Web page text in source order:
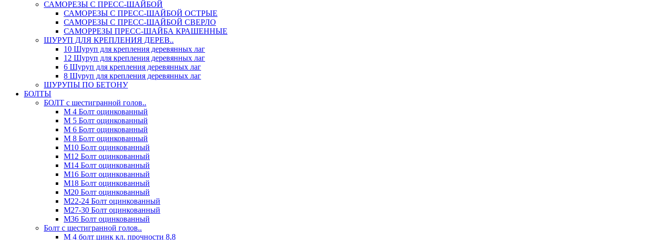
САМОРЕЗЫ С ПРЕСС-ШАЙБОЙ
САМОРЕЗЫ С ПРЕСС-ШАЙБОЙ ОСТРЫЕ
САМОРЕЗЫ С ПРЕСС-ШАЙБОЙ СВЕРЛО
САМОРРЕЗЫ ПРЕСС-ШАЙБА КРАШЕННЫЕ
ШУРУП ДЛЯ КРЕПЛЕНИЯ ДЕРЕВ..
10 Шуруп для крепления деревянных лаг
12 Шуруп для крепления деревянных лаг
6 Шуруп для крепления деревянных лаг
8 Шуруп для крепления деревянных лаг
ШУРУПЫ ПО БЕТОНУ
БОЛТЫ
БОЛТ с шестигранной голов..
М 4 Болт оцинкованный
М 5 Болт оцинкованный
М 6 Болт оцинкованный
М 8 Болт оцинкованный
М10 Болт оцинкованный
М12 Болт оцинкованный
М14 Болт оцинкованный
М16 Болт оцинкованный
М18 Болт оцинкованный
М20 Болт оцинкованный
М22-24 Болт оцинкованный
М27-30 Болт оцинкованный
М36 Болт оцинкованный
Болт с шестигранной голов..
М 4 болт цинк кл. прочности 8,8